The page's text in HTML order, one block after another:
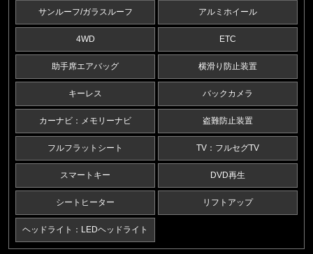
サンルーフ/ガラスルーフ アルミホイール
4WD ETC
助手席エアバッグ 横滑り防止装置
キーレス バックカメラ
カーナビ：メモリーナビ 盗難防止装置
フルフラットシート TV：フルセグTV
スマートキー DVD再生
シートヒーター リフトアップ
ヘッドライト：LEDヘッドライト